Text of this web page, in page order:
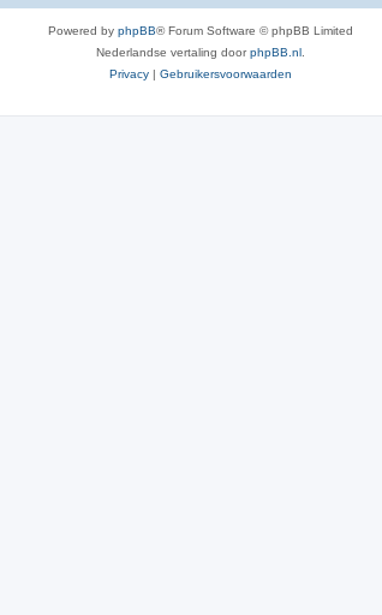
Powered by phpBB® Forum Software © phpBB Limited
Nederlandse vertaling doorphpBB.nl
Privacy | Gebruikersvoorwaarden